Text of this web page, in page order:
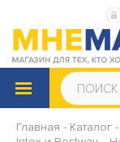
КАТАЛОГ
ТОВАРОВ
Главная - Каталог -